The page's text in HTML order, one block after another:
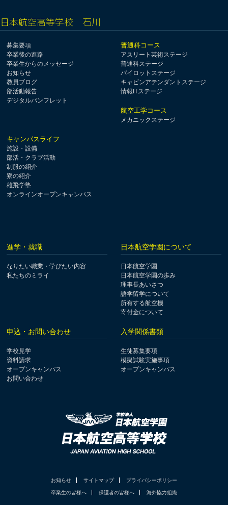
日本航空高等学校 石川
募集要項
卒業後の進路
卒業生からのメッセージ
お知らせ
教員ブログ
部活動報告
デジタルパンフレット
普通科コース
アスリート芸術ステージ
普通科ステージ
パイロットステージ
キャビンアテンダントステージ
情報ITステージ
航空工学コース
メカニックステージ
キャンパスライフ
施設・設備
部活・クラブ活動
制服の紹介
寮の紹介
雄飛学塾
オンラインオープンキャンパス
進学・就職
なりたい職業・学びたい内容
私たちのミライ
日本航空学園について
日本航空学園
日本航空学園の歩み
理事長あいさつ
語学留学について
所有する航空機
寄付金について
申込・お問い合わせ
学校見学
資料請求
オープンキャンパス
お問い合わせ
入学関係書類
生徒募集要項
模擬試験実施事項
オープンキャンパス
お知らせ サイトマップ プライバシーポリシー
卒業生の皆様へ 保護者の皆様へ 海外協力組織